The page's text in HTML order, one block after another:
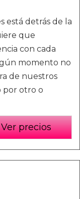
está detrás de la
que
con cada
momento no
de nuestros
por otro o
precios